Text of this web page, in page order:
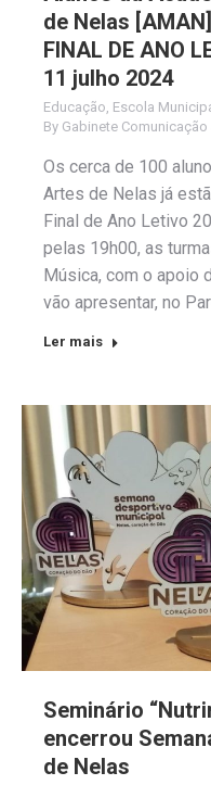
de Nelas
FINAL DE ANO
11 julho 2024
Educação, Escola
By Gabinete Comunicação
Os cerca de 100
Artes de Nelas já
Final de Ano Letivo
pelas 19h00, as
Música, com o apoio
vão apresentar, no
Ler mais
Seminário
encerrou
de Nelas